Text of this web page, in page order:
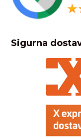
Sigurna